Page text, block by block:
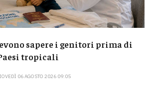
sapere i genitori prima di
tropicali
06 AGOSTO 2026 09:05